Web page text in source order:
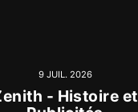
9 JUIL. 2026
- Histoire et